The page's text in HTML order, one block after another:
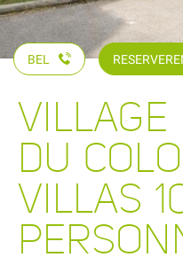
BEL
VILLAGE
DU
VILLAS